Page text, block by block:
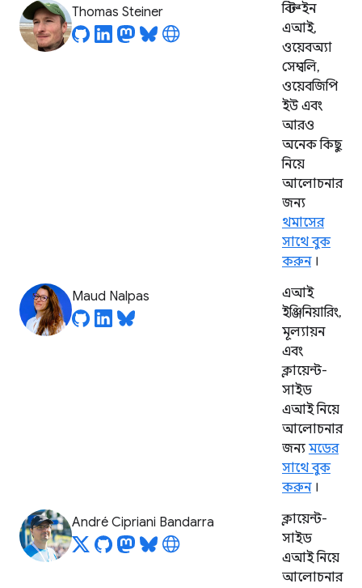
Thomas Steiner
বিল্ট-ইন
এআই,
ওয়েবঅ্যা
সেম্বলি,
ওয়েবজিপি
ইউ এবং
আরও
অনেক কিছু
নিয়ে
আলোচনার
জন্য
থমাসের
সাথে বুক
করুন।
Maud Nalpas
এআই
ইঞ্জিনিয়ারিং,
মূল্যায়ন
এবং
ক্লায়েন্ট-
সাইড
এআই নিয়ে
আলোচনার
জন্য মডের
সাথে বুক
করুন।
André Cipriani Bandarra
ক্লায়েন্ট-
সাইড
এআই নিয়ে
আলোচনার